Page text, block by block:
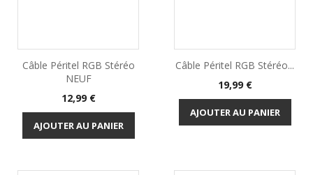
Câble Péritel RGB Stéréo
NEUF
Prix
12,99 €
AJOUTER AU PANIER
Câble Péritel RGB Stéréo...
Prix
19,99 €
AJOUTER AU PANIER